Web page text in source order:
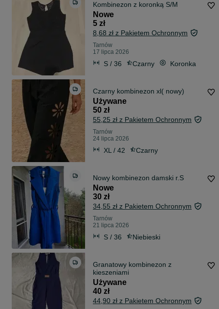
Kombinezon z koronką S/M
Nowe
5 zł
8,68 zł z Pakietem Ochronnym
Tarnów
17 lipca 2026
S / 36 Czarny Koronka
Czarny kombinezon xl( nowy)
Używane
50 zł
55,25 zł z Pakietem Ochronnym
Tarnów
24 lipca 2026
XL / 42 Czarny
Nowy kombinezon damski r.S
Nowe
30 zł
34,55 zł z Pakietem Ochronnym
Tarnów
21 lipca 2026
S / 36 Niebieski
Granatowy kombinezon z
kieszeniami
Używane
40 zł
44,90 zł z Pakietem Ochronnym